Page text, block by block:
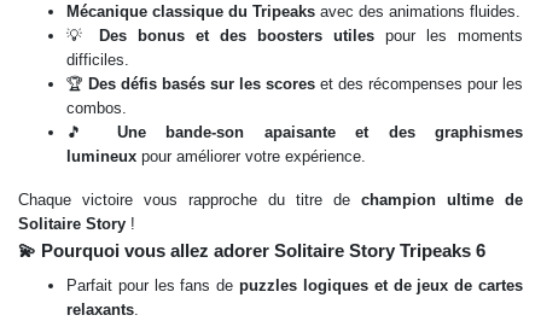
Mécanique classique du Tripeaks avec des animations fluides.
💡 Des bonus et des boosters utiles pour les moments
difficiles.
🏆 Des défis basés sur les scores et des récompenses pour les
combos.
🎵 Une bande-son apaisante et des graphismes
lumineux pour améliorer votre expérience.
Chaque victoire vous rapproche du titre de champion ultime de
Solitaire Story !
💫 Pourquoi vous allez adorer Solitaire Story Tripeaks 6
Parfait pour les fans depuzzles logiques et de jeux de cartes
relaxants